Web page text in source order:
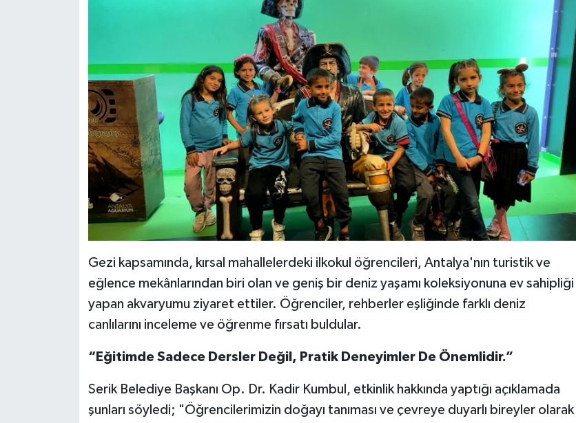
Gezi kapsamında, kırsal mahallelerdeki ilkokul öğrencileri, Antalya'nın turistik ve
eğlence mekânlarından biri olan ve geniş bir deniz yaşamı koleksiyonuna ev sahipliği
yapan akvaryumu ziyaret ettiler. Öğrenciler, rehberler eşliğinde farklı deniz
canlılarını inceleme ve öğrenme fırsatı buldular.
“Eğitimde Sadece Dersler Değil, Pratik Deneyimler De Önemlidir.”
Serik Belediye Başkanı Op. Dr. Kadir Kumbul, etkinlik hakkında yaptığı açıklamada
şunları söyledi; "Öğrencilerimizin doğayı tanıması ve çevreye duyarlı bireyler olarak